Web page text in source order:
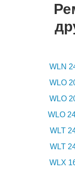
WLN
WLO
WLO
WLO
WLT
WLT
WLX